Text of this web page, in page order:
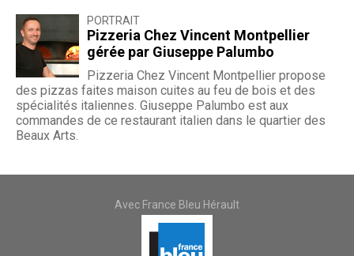
PORTRAIT
Pizzeria Chez Vincent Montpellier
gérée par Giuseppe Palumbo
Pizzeria Chez Vincent Montpellier propose
des pizzas faites maison cuites au feu de bois et des
spécialités italiennes. Giuseppe Palumbo est aux
commandes de ce restaurant italien dans le quartier des
Beaux Arts.
Avec France Bleu Hérault